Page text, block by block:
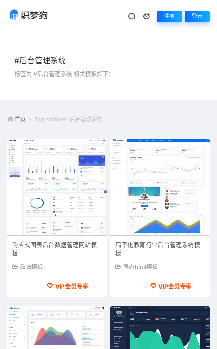
注册 登录
#后台管理系统
标签为 #后台管理系统 相关模板如下：
首页 Tag Archives: 后台管理系统
响应式图表后台数据管理网站模
板
后台模板
VIP会员专享
扁平化教育行业后台管理系统模
板
静态html模板
VIP会员专享